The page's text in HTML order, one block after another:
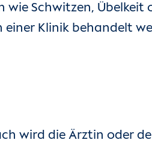
Schwitzen, Übelkeit
Klinik behandelt
wird die Ärztin oder